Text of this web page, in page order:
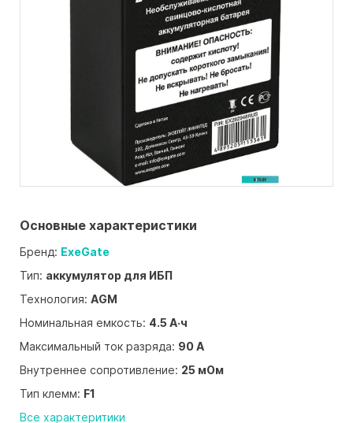
Основные характеристики
Бренд: ExeGate
Тип: аккумулятор для ИБП
Технология: AGM
Номинальная емкость: 4.5 А·ч
Максимальный ток разряда: 90 А
Внутреннее сопротивление: 25 мОм
Тип клемм: F1
Все характеритики